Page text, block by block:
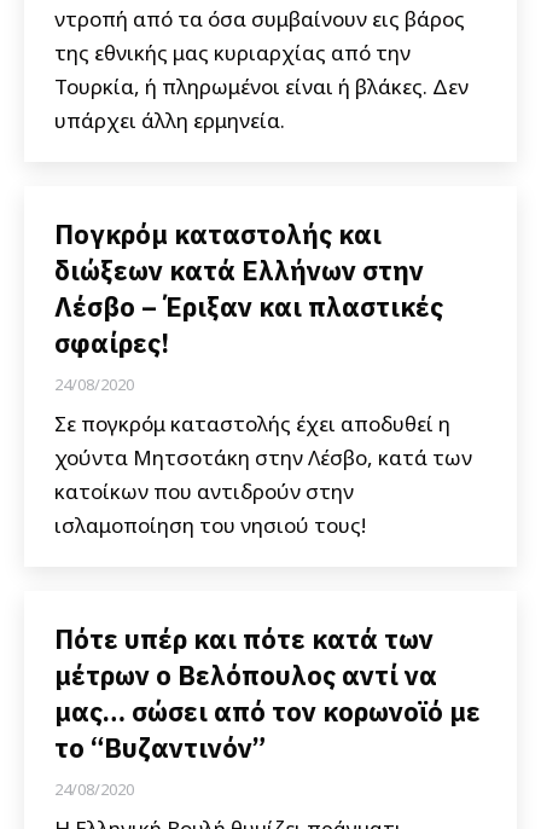
ντροπή από τα όσα συμβαίνουν εις βάρος
της εθνικής μας κυριαρχίας από την
Τουρκία, ή πληρωμένοι είναι ή βλάκες. Δεν
υπάρχει άλλη ερμηνεία.
Πογκρόμ καταστολής και
διώξεων κατά Ελλήνων στην
Λέσβο – Έριξαν και πλαστικές
σφαίρες!
24/08/2020
Σε πογκρόμ καταστολής έχει αποδυθεί η
χούντα Μητσοτάκη στην Λέσβο, κατά των
κατοίκων που αντιδρούν στην
ισλαμοποίηση του νησιού τους!
Πότε υπέρ και πότε κατά των
μέτρων ο Βελόπουλος αντί να
μας… σώσει από τον κορωνοϊό με
το “Βυζαντινόν”
24/08/2020